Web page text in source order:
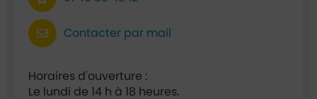
Contacter par mail
Horaires d'ouverture :
Le lundi de 14 h à 18 heures.